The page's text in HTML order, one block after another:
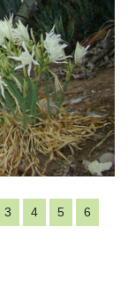
3 4 5
6